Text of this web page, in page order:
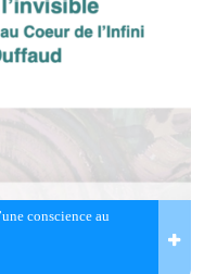
conscience au